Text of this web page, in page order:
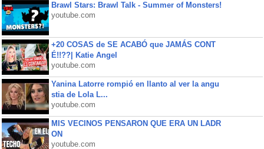
Brawl Stars: Brawl Talk - Summer of Monsters!
youtube.com
+20 COSAS de SE ACABÓ que JAMÁS CONT
É!!??| Katie Angel
youtube.com
Yanina Latorre rompió en llanto al ver la angu
stia de Lola L...
youtube.com
MIS VECINOS PENSARON QUE ERA UN LADR
ON
youtube.com